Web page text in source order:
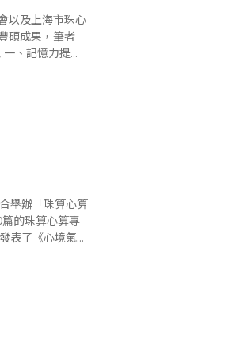
以及上海市珠心
碩成果，筆者
舉辦「珠算心算
的珠算心算專
表了《心境氣動